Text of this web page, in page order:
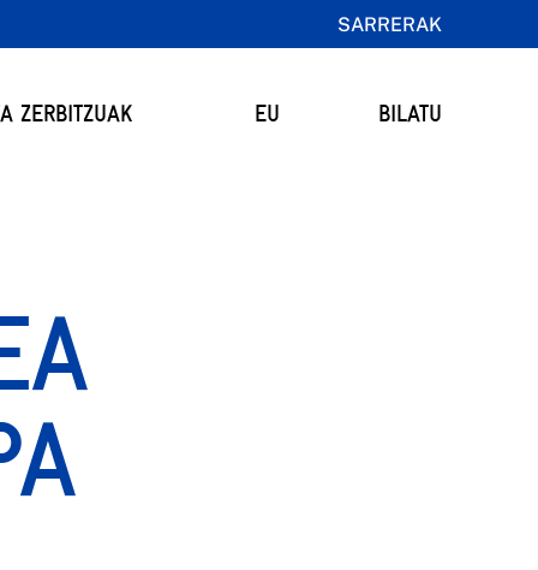
SARRERAK
ZERBITZUAK
EU BILATU